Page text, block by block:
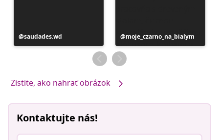
Príspevok
zverejnil
saudades.wd
Príspevok
zverejnil
moje_czarno_na_bialym
Zistite, ako nahrať obrázok
Kontaktujte nás!